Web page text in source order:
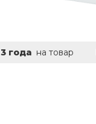
3 года на товар